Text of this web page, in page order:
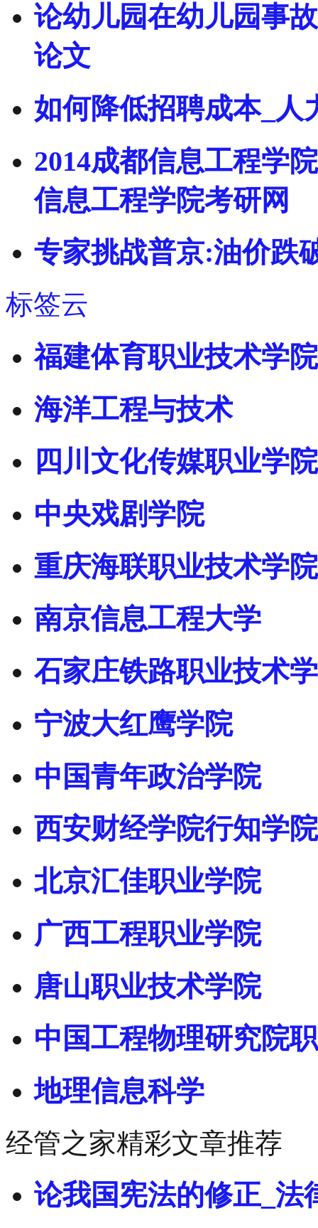
论幼儿园在幼儿园事
论文
如何降低招聘成本_人
2014成都信息工程学
信息工程学院考研网
专家挑战普京:油价跌
标签云
福建体育职业技术学院
海洋工程与技术
四川文化传媒职业学院
中央戏剧学院
重庆海联职业技术学院
南京信息工程大学
石家庄铁路职业技术
宁波大红鹰学院
中国青年政治学院
西安财经学院行知学院
北京汇佳职业学院
广西工程职业学院
唐山职业技术学院
中国工程物理研究院
地理信息科学
经管之家精彩文章推荐
论我国宪法的修正_法